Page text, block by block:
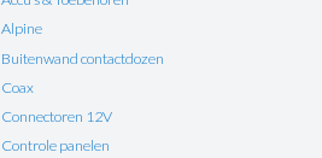
Alpine
Buitenwand contactdozen
Coax
Connectoren 12V
Controle panelen